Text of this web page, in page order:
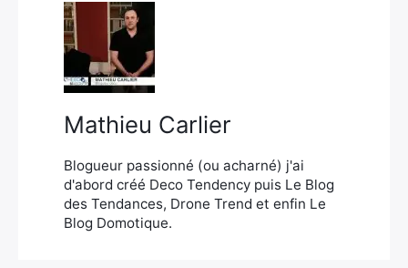
Mathieu Carlier
Blogueur passionné (ou acharné) j'ai
d'abord créé Deco Tendency puis Le Blog
des Tendances, Drone Trend et enfin Le
Blog Domotique.